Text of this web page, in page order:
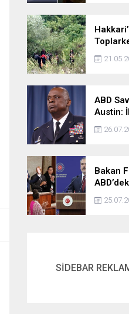
Kadın
ABD
Austin:
Rusya
birlikte
Bakan
tepki:
SİDEBAR